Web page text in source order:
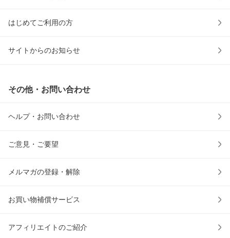
はじめてご利用の方
サイトからのお知らせ
その他・お問い合わせ
ヘルプ・お問い合わせ
ご意見・ご要望
メルマガの登録・解除
お買い物補償サービス
アフィリエイトのご紹介